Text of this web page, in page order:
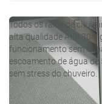
Todos os ralos de
alta qualidade AISI
funcionamento sem
escoamento de água
sem stress do chuveiro.